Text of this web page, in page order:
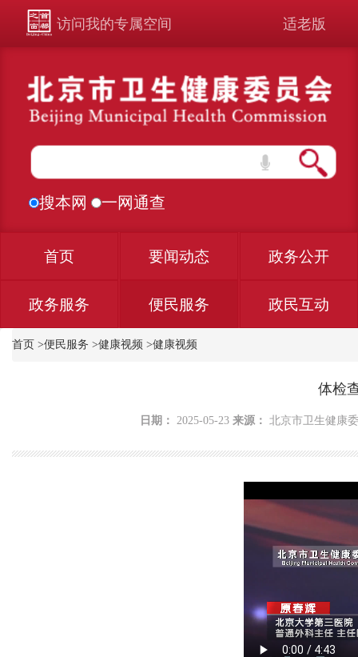
访问我的专属空间 适老版
搜本网 一网通查
首页 要闻动态 政务公开
政务服务 便民服务 政民互动
首页 >便民服务 >健康视频 >健康视频
体检
日期： 2025-05-23 来源： 北京市卫生健康